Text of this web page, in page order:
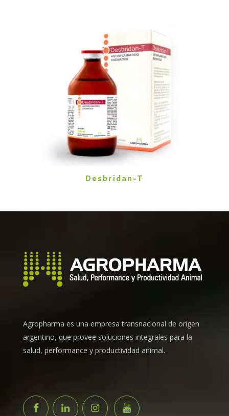
Desbridan-T
Agropharma es una empresa transnacional de origen
argentino, que provee soluciones integrales para la
salud, performance y productividad animal.